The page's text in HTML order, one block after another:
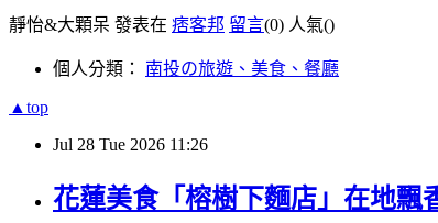
靜怡&大顆呆 發表在 痞客邦 留言(0) 人氣()
個人分類： 南投の旅遊、美食、餐廳
▲top
Jul 28 Tue 2026 11:26
花蓮美食「榕樹下麵店」在地飄